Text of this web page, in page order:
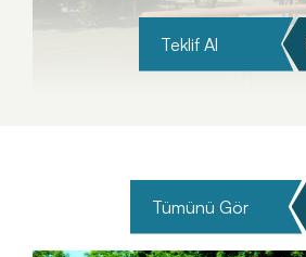
Teklif Al
Tümünü Gör